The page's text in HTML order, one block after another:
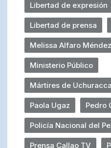
Libertad de expresión
Libertad de prensa
Melissa Alfaro Méndez
Ministerio Público
Mártires de
Paola Ugaz Pedro
Policía Nacional del
Prensa Callao TV